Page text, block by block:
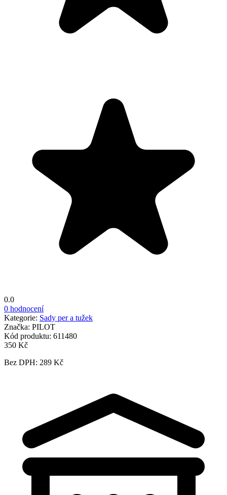
0.0
0 hodnocení
Kategorie: Sady per a tužek
Značka: PILOT
Kód produktu: 611480
350 Kč
Bez DPH: 289 Kč